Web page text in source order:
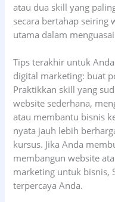
atau dua skill yang
secara bertahap seiring
utama dalam
Tips terakhir untuk
digital marketing: buat
Praktikkan skill yang
website sederhana,
atau membantu bisnis
nyata jauh lebih
kursus. Jika Anda
membangun website
marketing untuk bisnis,
terpercaya Anda.